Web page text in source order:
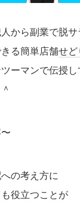
から副業で脱サ
る簡単店舗せど
ーマンで伝授し
の考え方に
役立つことが